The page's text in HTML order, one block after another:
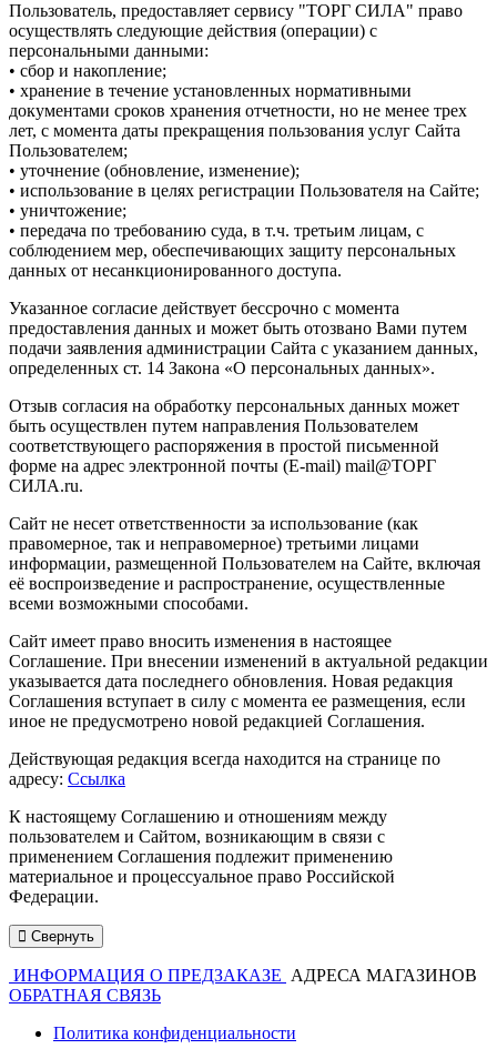
Пользователь, предоставляет сервису "ТОРГ СИЛА" право
осуществлять следующие действия (операции) с
персональными данными:
• сбор и накопление;
• хранение в течение установленных нормативными
документами сроков хранения отчетности, но не менее трех
лет, с момента даты прекращения пользования услуг Сайта
Пользователем;
• уточнение (обновление, изменение);
• использование в целях регистрации Пользователя на Сайте;
• уничтожение;
• передача по требованию суда, в т.ч. третьим лицам, с
соблюдением мер, обеспечивающих защиту персональных
данных от несанкционированного доступа.
Указанное согласие действует бессрочно с момента
предоставления данных и может быть отозвано Вами путем
подачи заявления администрации Сайта с указанием данных,
определенных ст. 14 Закона «О персональных данных».
Отзыв согласия на обработку персональных данных может
быть осуществлен путем направления Пользователем
соответствующего распоряжения в простой письменной
форме на адрес электронной почты (E-mail) mail@ТОРГ
СИЛА.ru.
Сайт не несет ответственности за использование (как
правомерное, так и неправомерное) третьими лицами
информации, размещенной Пользователем на Сайте, включая
её воспроизведение и распространение, осуществленные
всеми возможными способами.
Сайт имеет право вносить изменения в настоящее
Соглашение. При внесении изменений в актуальной редакции
указывается дата последнего обновления. Новая редакция
Соглашения вступает в силу с момента ее размещения, если
иное не предусмотрено новой редакцией Соглашения.
Действующая редакция всегда находится на странице по
адресу: Ссылка
К настоящему Соглашению и отношениям между
пользователем и Сайтом, возникающим в связи с
применением Соглашения подлежит применению
материальное и процессуальное право Российской
Федерации.
Свернуть
ИНФОРМАЦИЯ О ПРЕДЗАКАЗЕ АДРЕСА МАГАЗИНОВ
ОБРАТНАЯ СВЯЗЬ
Политика конфиденциальности